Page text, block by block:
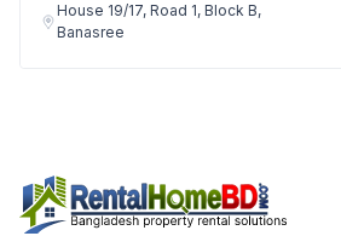
House 19/17, Road 1, Block B,
Banasree